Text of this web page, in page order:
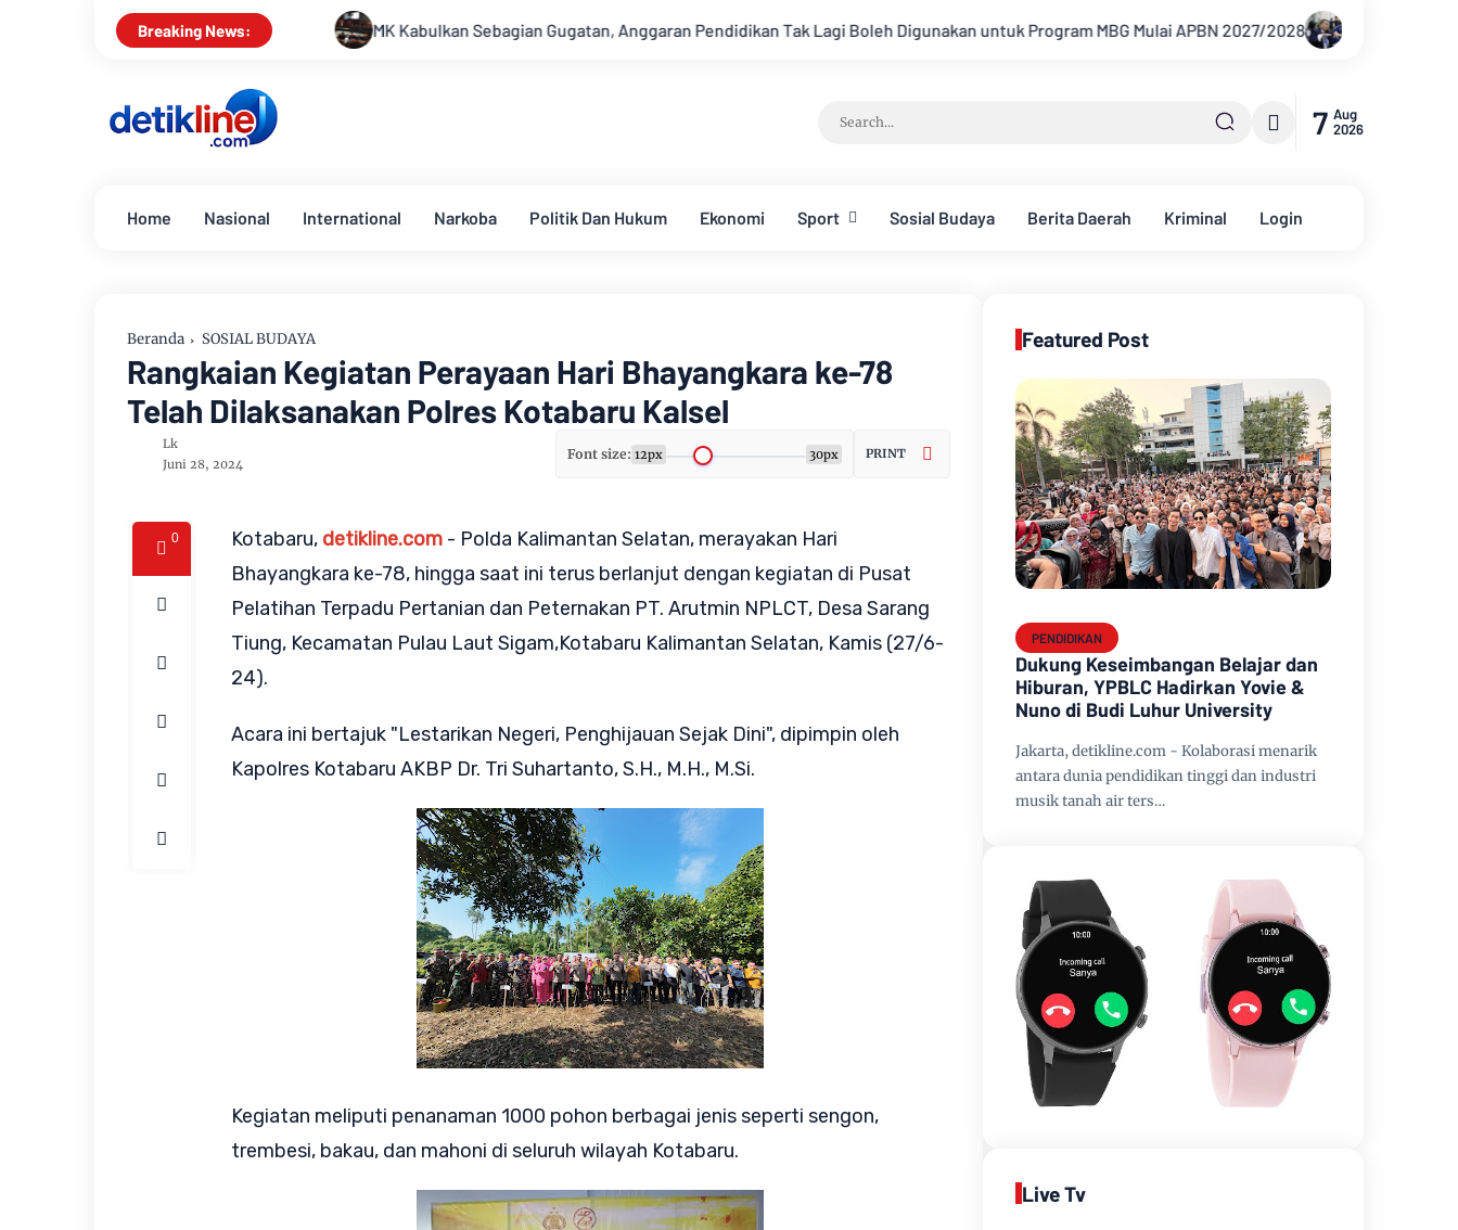
Breaking News:
MK Kabulkan Sebagian Gugatan, Anggaran Pendidikan Tak Lagi Boleh Digunakan untuk Program MBG Mulai APBN 2027/2028 MIO Indonesia Laporkan Hotman Paris ke
7 Aug
2026
Home Nasional International Narkoba Politik Dan Hukum Ekonomi Sport Sosial Budaya Berita Daerah Kriminal Login
Beranda SOSIAL BUDAYA
Rangkaian Kegiatan Perayaan Hari Bhayangkara ke-78
Telah Dilaksanakan Polres Kotabaru Kalsel
Lk
Juni 28, 2024
Font size: 12px 30px PRINT
0 Kotabaru, detikline.com- Polda Kalimantan Selatan, merayakan Hari
Bhayangkara ke-78, hingga saat ini terus berlanjut dengan kegiatan di Pusat
Pelatihan Terpadu Pertanian dan Peternakan PT. Arutmin NPLCT, Desa Sarang
Tiung, Kecamatan Pulau Laut Sigam,Kotabaru Kalimantan Selatan, Kamis (27/6-
24).
Acara ini bertajuk "Lestarikan Negeri, Penghijauan Sejak Dini", dipimpin oleh
Kapolres Kotabaru AKBP Dr. Tri Suhartanto, S.H., M.H., M.Si.
Kegiatan meliputi penanaman 1000 pohon berbagai jenis seperti sengon,
trembesi, bakau, dan mahoni di seluruh wilayah Kotabaru.
Featured Post
PENDIDIKAN
Dukung Keseimbangan Belajar dan
Hiburan, YPBLC Hadirkan Yovie &
Nuno di Budi Luhur University
Jakarta, detikline.com - Kolaborasi menarik
antara dunia pendidikan tinggi dan industri
musik tanah air ters…
Live Tv